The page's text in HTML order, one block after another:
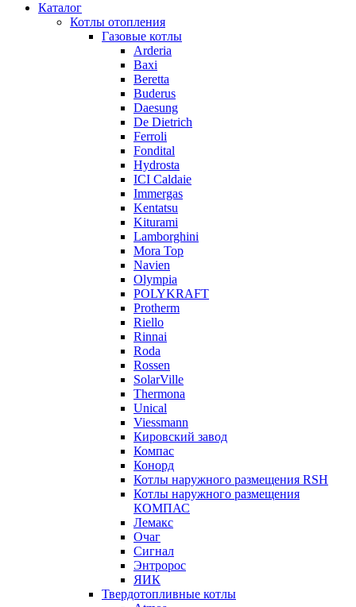
Каталог
Котлы отопления
Газовые котлы
Arderia
Baxi
Beretta
Buderus
Daesung
De Dietrich
Ferroli
Fondital
Hydrosta
ICI Caldaie
Immergas
Kentatsu
Kiturami
Lamborghini
Mora Top
Navien
Olympia
POLYKRAFT
Protherm
Riello
Rinnai
Roda
Rossen
SolarVille
Thermona
Unical
Viessmann
Кировский завод
Компас
Конорд
Котлы наружного размещения RSH
Котлы наружного размещения
КОМПАС
Лемакс
Очаг
Сигнал
Энтророс
ЯИК
Твердотопливные котлы